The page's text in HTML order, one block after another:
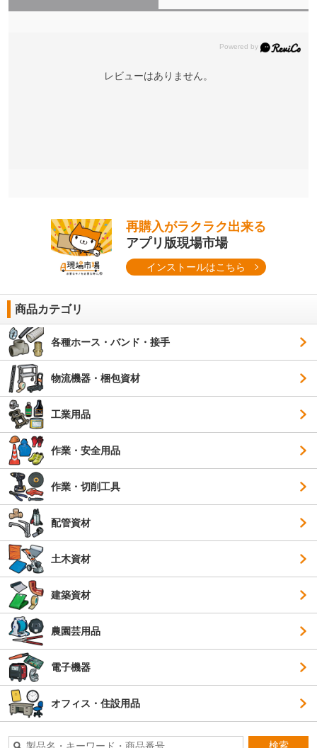
レビューはありません。
再購入がラクラク出来る
アプリ版現場市場
インストールはこちら
商品カテゴリ
各種ホース・バンド・接手
物流機器・梱包資材
工業用品
作業・安全用品
作業・切削工具
配管資材
土木資材
建築資材
農園芸用品
電子機器
オフィス・住設用品
検索